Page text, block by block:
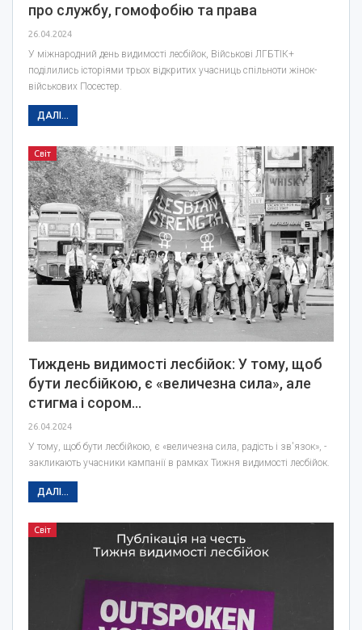
про службу, гомофобію та права
26.04.2024
У міжнародний день видимості лесбійок, Військові ЛГБТІК+
поділились історіями трьох відкритих учасниць спільноти жінок-
військових Посестер.
ДАЛІ...
Світ
Тиждень видимості лесбійок: У тому, щоб
бути лесбійкою, є «величезна сила», але
стигма і сором…
26.04.2024
У тому, щоб бути лесбійкою, є «величезна сила, радість і зв'язок», -
закликають учасники кампанії в рамках Тижня видимості лесбійок.
ДАЛІ...
Світ